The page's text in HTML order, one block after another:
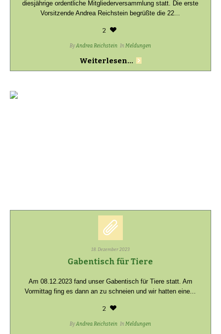
diesjährige ordentliche Mitgliederversammlung statt. Die erste
Vorsitzende Andrea Reichstein begrüßte die 22...
2
ByAndrea Reichstein InMeldungen
Weiterlesen...
18. Dezember 2023
Gabentisch für Tiere
Am 08.12.2023 fand unser Gabentisch für Tiere statt. Am
Vormittag fing es dann an zu schneien und wir hatten eine...
2
ByAndrea Reichstein InMeldungen